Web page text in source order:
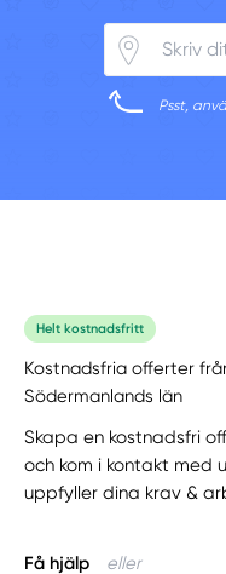
Psst,
Helt kostnadsfritt
Kostnadsfria offerter
Södermanlands län
Skapa en kostnadsfri
och kom i kontakt med
uppfyller dina krav &
Få hjälp eller